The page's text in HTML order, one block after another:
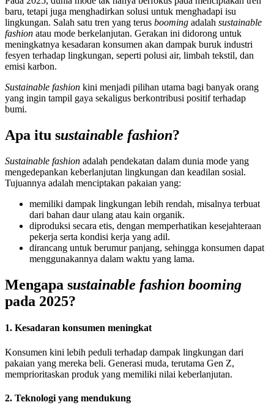
baru, tetapi juga menghadirkan solusi untuk menghadapi isu
lingkungan. Salah satu tren yang terus booming adalah sustainable
fashion atau mode berkelanjutan. Gerakan ini didorong untuk
meningkatnya kesadaran konsumen akan dampak buruk industri
fesyen terhadap lingkungan, seperti polusi air, limbah tekstil, dan
emisi karbon.
Sustainable fashion kini menjadi pilihan utama bagi banyak orang
yang ingin tampil gaya sekaligus berkontribusi positif terhadap
bumi.
Apa itu sustainable fashion?
Sustainable fashion adalah pendekatan dalam dunia mode yang
mengedepankan keberlanjutan lingkungan dan keadilan sosial.
Tujuannya adalah menciptakan pakaian yang:
memiliki dampak lingkungan lebih rendah, misalnya terbuat
dari bahan daur ulang atau kain organik.
diproduksi secara etis, dengan memperhatikan kesejahteraan
pekerja serta kondisi kerja yang adil.
dirancang untuk berumur panjang, sehingga konsumen dapat
menggunakannya dalam waktu yang lama.
Mengapa sustainable fashion booming
pada 2025?
1. Kesadaran konsumen meningkat
Konsumen kini lebih peduli terhadap dampak lingkungan dari
pakaian yang mereka beli. Generasi muda, terutama Gen Z,
memprioritaskan produk yang memiliki nilai keberlanjutan.
2. Teknologi yang mendukung